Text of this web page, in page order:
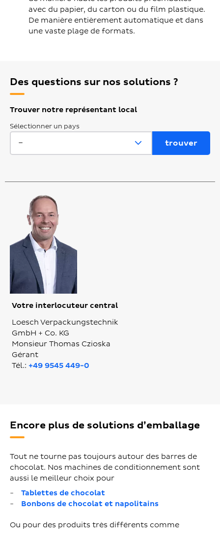
avec du papier, du carton ou du film plastique.
De manière entièrement automatique et dans
une vaste plage de formats.
Des questions sur nos solutions ?
Trouver notre représentant local
Sélectionner un pays
Votre interlocuteur central
Loesch Verpackungstechnik
GmbH + Co. KG
Monsieur Thomas Czioska
Gérant
Tél.: +49 9545 449-0
Encore plus de solutions d’emballage
Tout ne tourne pas toujours autour des barres de
chocolat. Nos machines de conditionnement sont
aussi le meilleur choix pour
Tablettes de chocolat
Bonbons de chocolat et napolitains
Ou pour des produits très différents comme